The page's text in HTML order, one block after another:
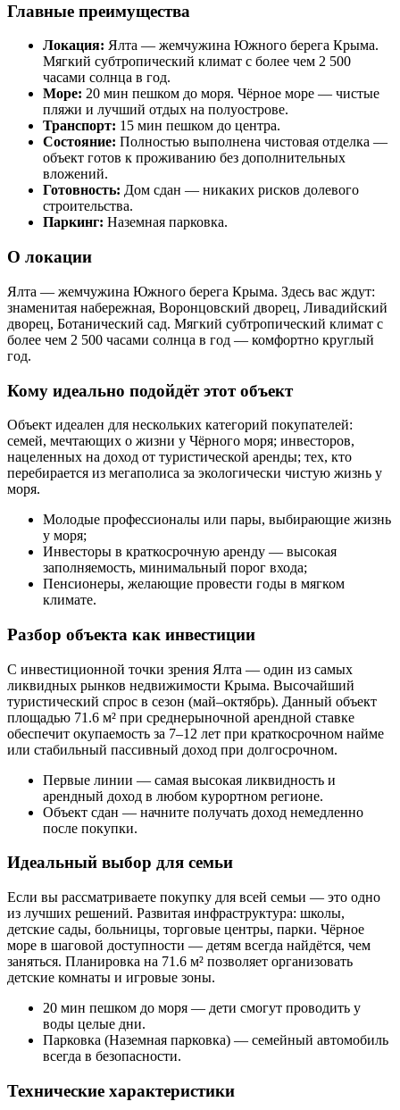
Главные преимущества
Локация: Ялта — жемчужина Южного берега Крыма.
Мягкий субтропический климат с более чем 2 500
часами солнца в год.
Море: 20 мин пешком до моря. Чёрное море — чистые
пляжи и лучший отдых на полуострове.
Транспорт: 15 мин пешком до центра.
Состояние: Полностью выполнена чистовая отделка —
объект готов к проживанию без дополнительных
вложений.
Готовность: Дом сдан — никаких рисков долевого
строительства.
Паркинг: Наземная парковка.
О локации
Ялта — жемчужина Южного берега Крыма. Здесь вас ждут:
знаменитая набережная, Воронцовский дворец, Ливадийский
дворец, Ботанический сад. Мягкий субтропический климат с
более чем 2 500 часами солнца в год — комфортно круглый
год.
Кому идеально подойдёт этот объект
Объект идеален для нескольких категорий покупателей:
семей, мечтающих о жизни у Чёрного моря; инвесторов,
нацеленных на доход от туристической аренды; тех, кто
перебирается из мегаполиса за экологически чистую жизнь у
моря.
Молодые профессионалы или пары, выбирающие жизнь
у моря;
Инвесторы в краткосрочную аренду — высокая
заполняемость, минимальный порог входа;
Пенсионеры, желающие провести годы в мягком
климате.
Разбор объекта как инвестиции
С инвестиционной точки зрения Ялта — один из самых
ликвидных рынков недвижимости Крыма. Высочайший
туристический спрос в сезон (май–октябрь). Данный объект
площадью 71.6 м² при среднерыночной арендной ставке
обеспечит окупаемость за 7–12 лет при краткосрочном найме
или стабильный пассивный доход при долгосрочном.
Первые линии — самая высокая ликвидность и
арендный доход в любом курортном регионе.
Объект сдан — начните получать доход немедленно
после покупки.
Идеальный выбор для семьи
Если вы рассматриваете покупку для всей семьи — это одно
из лучших решений. Развитая инфраструктура: школы,
детские сады, больницы, торговые центры, парки. Чёрное
море в шаговой доступности — детям всегда найдётся, чем
заняться. Планировка на 71.6 м² позволяет организовать
детские комнаты и игровые зоны.
20 мин пешком до моря — дети смогут проводить у
воды целые дни.
Парковка (Наземная парковка) — семейный автомобиль
всегда в безопасности.
Технические характеристики